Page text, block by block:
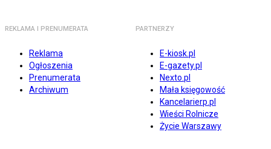
REKLAMA I PRENUMERATA
Reklama
Ogłoszenia
Prenumerata
Archiwum
PARTNERZY
E-kiosk.pl
E-gazety.pl
Nexto.pl
Mała księgowość
Kancelarierp.pl
Wieści Rolnicze
Życie Warszawy